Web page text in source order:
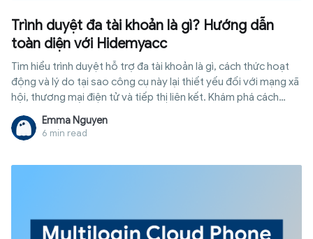
Trình duyệt đa tài khoản là gì? Hướng dẫn
toàn diện với Hidemyacc
Tìm hiểu trình duyệt hỗ trợ đa tài khoản là gì, cách thức hoạt
động và lý do tại sao công cụ này lại thiết yếu đối với mạng xã
hội, thương mại điện tử và tiếp thị liên kết. Khám phá cách
Emma Nguyen
6 min read